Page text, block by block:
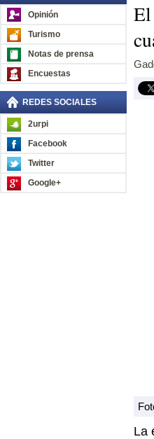
Opinión
Turismo
Notas de prensa
Encuestas
REDES SOCIALES
2urpi
Facebook
Twitter
Google+
El
La